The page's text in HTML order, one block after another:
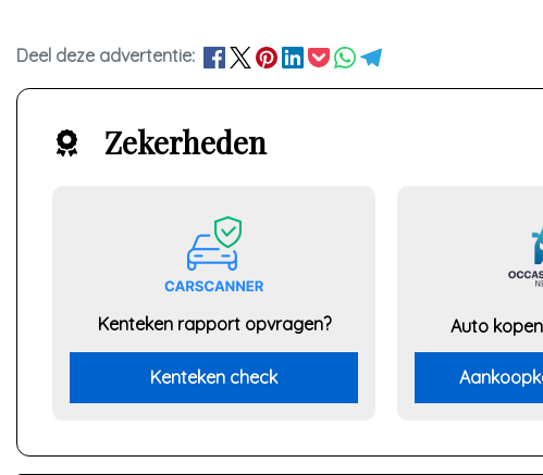
Deel deze advertentie:
Zekerheden
Kenteken rapport opvragen?
Kenteken check
Auto